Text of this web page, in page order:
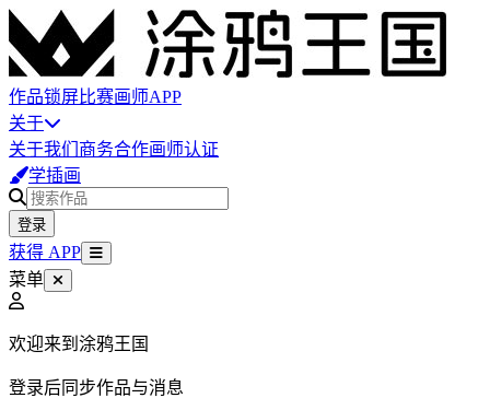
作品锁屏比赛画师APP
关于
关于我们 商务合作画师认证
学插画
登录
获得 APP
菜单
欢迎来到涂鸦王国
登录后同步作品与消息